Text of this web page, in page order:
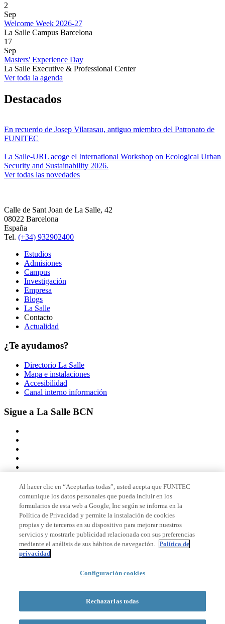
2
Sep
Welcome Week 2026-27
La Salle Campus Barcelona
17
Sep
Masters' Experience Day
La Salle Executive & Professional Center
Ver toda la agenda
Destacados
En recuerdo de Josep Vilarasau, antiguo miembro del Patronato de
FUNITEC
La Salle-URL acoge el International Workshop on Ecological Urban
Security and Sustainability 2026.
Ver todas las novedades
Calle de Sant Joan de La Salle, 42
08022 Barcelona
España
Tel. (+34) 932902400
Estudios
Admisiones
Campus
Investigación
Empresa
Blogs
La Salle
Contacto
Actualidad
¿Te ayudamos?
Directorio La Salle
Mapa e instalaciones
Accesibilidad
Canal interno información
Sigue a La Salle BCN
Miembro de
Acreditaciones
© 2026 La Salle Campus Barcelona - URL |
Formulario de búsqueda
Al hacer clic en “Aceptarlas todas”, usted acepta que FUNITEC
comunique los datos personales que pueda incluir en los
formularios de esta web a Google, Inc según se informa en la
Política de Privacidad y permite la instalación de cookies
propias y de terceros en su dispositivo para mejorar nuestros
servicios y mostrarle publicidad relacionada con sus preferencias
mediante el análisis de sus hábitos de navegación. Política de
privacidad
Configuración cookies
Rechazarlas todas